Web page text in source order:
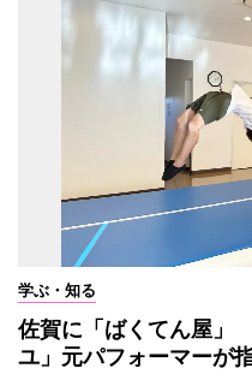
学ぶ・知る
佐賀に「ばくてん屋」
ユ」元パフォーマーが